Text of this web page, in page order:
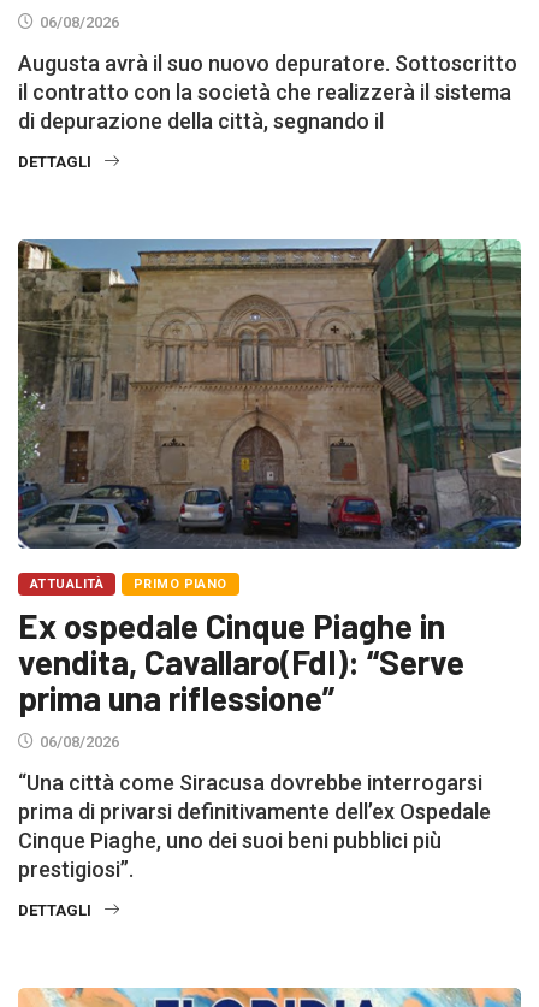
06/08/2026
Augusta avrà il suo nuovo depuratore. Sottoscritto
il contratto con la società che realizzerà il sistema
di depurazione della città, segnando il
DETTAGLI
ATTUALITÀ PRIMO PIANO
Ex ospedale Cinque Piaghe in
vendita, Cavallaro(FdI): “Serve
prima una riflessione”
06/08/2026
“Una città come Siracusa dovrebbe interrogarsi
prima di privarsi definitivamente dell’ex Ospedale
Cinque Piaghe, uno dei suoi beni pubblici più
prestigiosi”.
DETTAGLI